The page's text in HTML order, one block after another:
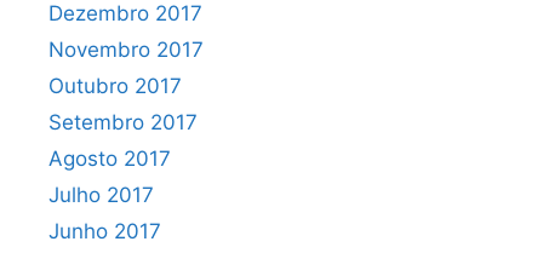
Dezembro 2017
Novembro 2017
Outubro 2017
Setembro 2017
Agosto 2017
Julho 2017
Junho 2017